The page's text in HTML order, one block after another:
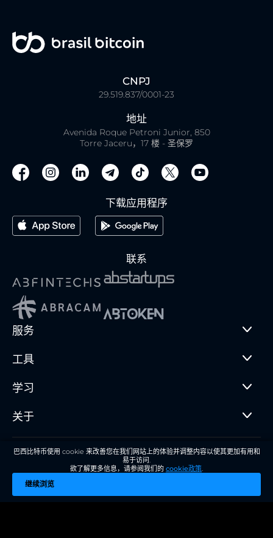
CNPJ
29.519.837/0001-23
地址
Avenida Roque Petroni Junior, 850
Torre Jaceru，17 楼 - 圣保罗
下载应用程序
联系
服务
工具
学习
关于
© 2018 - 2025 Brasil Bitcoin Serviços Digitais LTDA
隐私政策
巴西比特币使用 cookie 来改善您在我们网站上的体验并调整内容以使其更加有用和
易于访问.
欲了解更多信息，请参阅我们的 cookie政策.
继续浏览